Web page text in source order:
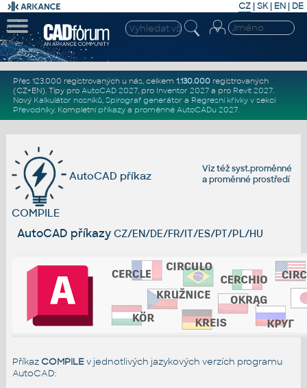
CZ | SK| EN | DE
Přes 123.000 registrovaných u nás, celkem 1.130.000registrovaných
(CZ+EN). Tipy pro AutoCAD 2027, pro Inventor 2027a pro Revit 2027.
Nový Kalkulátor nosníků, Spirograf generátor a Regresní křivkyv sekci
Převodníky. Kompletní příkazya proměnné AutoCADu 2027.
Viz téžsyst.proměnné
aproměnné prostředí
AutoCAD příkaz
COMPILE
AutoCAD příkazy CZ/EN/DE/FR/IT/ES/PT/PL/HU
Příkaz COMPILEv jednotlivých jazykových verzích programu
AutoCAD: